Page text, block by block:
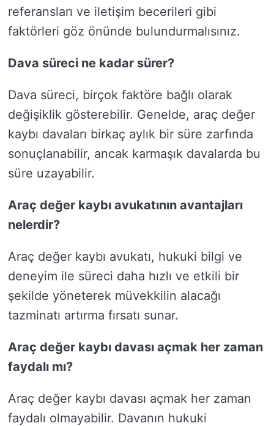
referansları ve iletişim becerileri gibi
faktörleri göz önünde bulundurmalısınız.
Dava süreci ne kadar sürer?
Dava süreci, birçok faktöre bağlı olarak
değişiklik gösterebilir. Genelde, araç değer
kaybı davaları birkaç aylık bir süre zarfında
sonuçlanabilir, ancak karmaşık davalarda bu
süre uzayabilir.
Araç değer kaybı avukatının avantajları
nelerdir?
Araç değer kaybı avukatı, hukuki bilgi ve
deneyim ile süreci daha hızlı ve etkili bir
şekilde yöneterek müvekkilin alacağı
tazminatı artırma fırsatı sunar.
Araç değer kaybı davası açmak her zaman
faydalı mı?
Araç değer kaybı davası açmak her zaman
faydalı olmayabilir. Davanın hukuki